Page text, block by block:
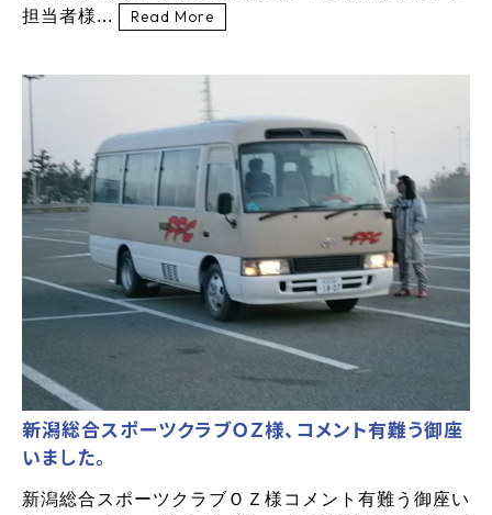
担当者様...
Read More
新潟総合スポーツクラブＯＺ様、コメント有難う御座
いました。
新潟総合スポーツクラブＯＺ様コメント有難う御座い